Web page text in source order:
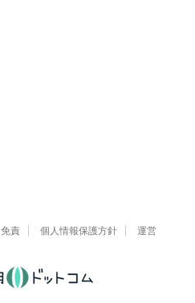
免責 個人情報保護方針 運営